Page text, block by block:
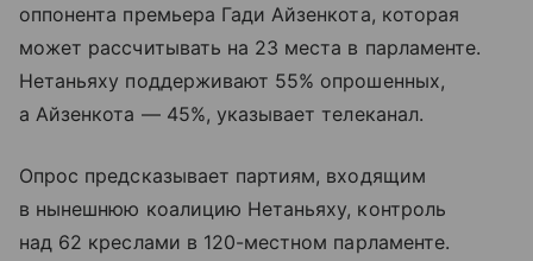
оппонента премьера Гади Айзенкота, которая
может рассчитывать на 23 места в парламенте.
Нетаньяху поддерживают 55% опрошенных,
а Айзенкота — 45%, указывает телеканал.
Опрос предсказывает партиям, входящим
в нынешнюю коалицию Нетаньяху, контроль
над 62 креслами в 120-местном парламенте.